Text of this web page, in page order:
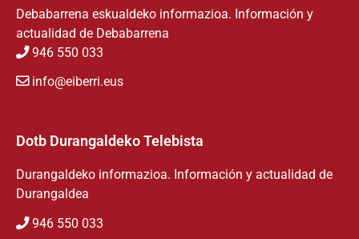
Debabarrena eskualdeko informazioa. Información y
actualidad de Debabarrena
946 550 033
info@eiberri.eus
Dotb Durangaldeko Telebista
Durangaldeko informazioa. Información y actualidad de
Durangaldea
946 550 033